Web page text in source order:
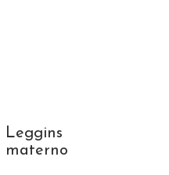
Leggins
materno